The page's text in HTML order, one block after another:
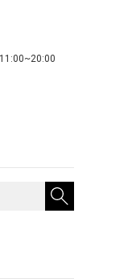
11:00~20:00